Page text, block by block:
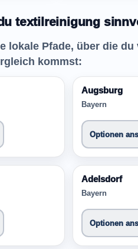
textilreinigung
lokale Pfade, über die
kommst:
Augsburg
Bayern
Optionen
Adelsdorf
Bayern
Optionen